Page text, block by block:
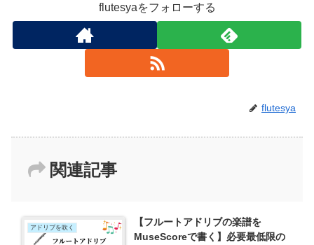
flutesyaをフォローする
flutesya
関連記事
アドリブを吹く
【フルートアドリブの楽譜を
MuseScoreで書く】必要最低限の